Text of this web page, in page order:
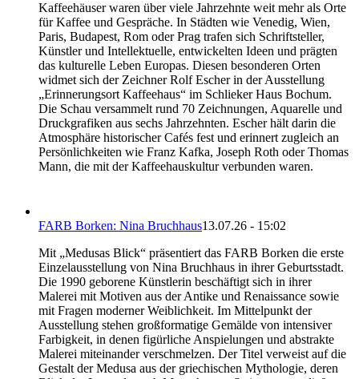
Kaffeehäuser waren über viele Jahrzehnte weit mehr als Orte
für Kaffee und Gespräche. In Städten wie Venedig, Wien,
Paris, Budapest, Rom oder Prag trafen sich Schriftsteller,
Künstler und Intellektuelle, entwickelten Ideen und prägten
das kulturelle Leben Europas. Diesen besonderen Orten
widmet sich der Zeichner Rolf Escher in der Ausstellung
„Erinnerungsort Kaffeehaus“ im Schlieker Haus Bochum.
Die Schau versammelt rund 70 Zeichnungen, Aquarelle und
Druckgrafiken aus sechs Jahrzehnten. Escher hält darin die
Atmosphäre historischer Cafés fest und erinnert zugleich an
Persönlichkeiten wie Franz Kafka, Joseph Roth oder Thomas
Mann, die mit der Kaffeehauskultur verbunden waren.
FARB Borken: Nina Bruchhaus13.07.26 - 15:02
Mit „Medusas Blick“ präsentiert das FARB Borken die erste
Einzelausstellung von Nina Bruchhaus in ihrer Geburtsstadt.
Die 1990 geborene Künstlerin beschäftigt sich in ihrer
Malerei mit Motiven aus der Antike und Renaissance sowie
mit Fragen moderner Weiblichkeit. Im Mittelpunkt der
Ausstellung stehen großformatige Gemälde von intensiver
Farbigkeit, in denen figürliche Anspielungen und abstrakte
Malerei miteinander verschmelzen. Der Titel verweist auf die
Gestalt der Medusa aus der griechischen Mythologie, deren